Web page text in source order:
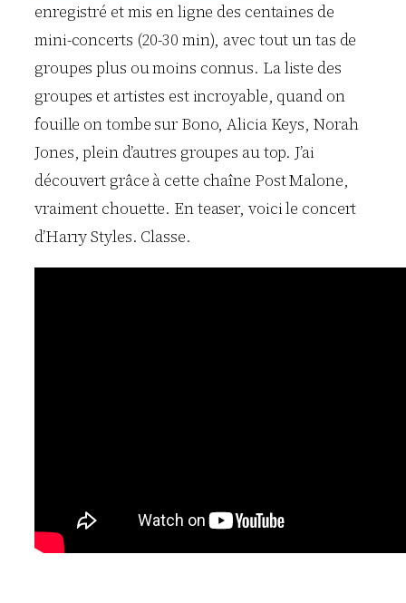
enregistré et mis en ligne des centaines de
mini-concerts (20-30 min), avec tout un tas de
groupes plus ou moins connus. La liste des
groupes et artistes est incroyable, quand on
fouille on tombe sur Bono, Alicia Keys, Norah
Jones, plein d’autres groupes au top. J’ai
découvert grâce à cette chaîne Post Malone,
vraiment chouette. En teaser, voici le concert
d’Harry Styles. Classe.